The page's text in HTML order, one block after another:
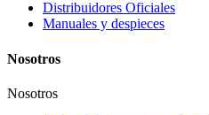
Distribuidores Oficiales
Manuales y despieces
Nosotros
Nosotros